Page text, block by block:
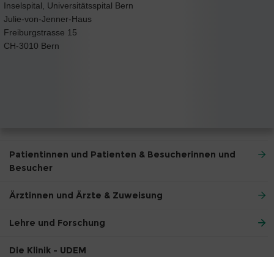
Inselspital, Universitätsspital Bern
Julie-von-Jenner-Haus
Freiburgstrasse 15
CH-3010 Bern
Patientinnen und Patienten & Besucherinnen und
Besucher
Ärztinnen und Ärzte & Zuweisung
Lehre und Forschung
Die Klinik - UDEM